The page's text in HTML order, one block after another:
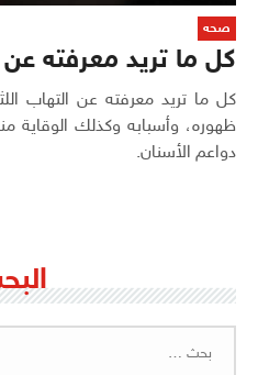
صحه
كل ما تريد معرفته عن
كل ما تريد معرفته عن التهاب
ظهوره، وأسبابه وكذلك
دواعم الأسنان.